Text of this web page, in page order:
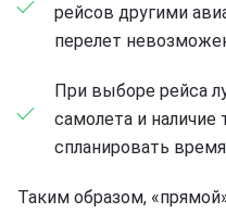
рейсов другими
перелет
При выборе рейса
самолета и наличие
спланировать
Таким образом,